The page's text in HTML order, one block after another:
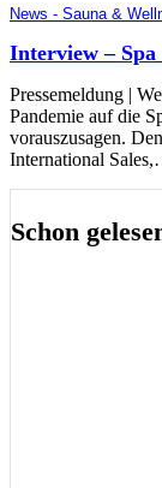
News - Sauna &
Interview –
Pressemeldung |
Pandemie auf die
vorauszusagen.
International
Schon